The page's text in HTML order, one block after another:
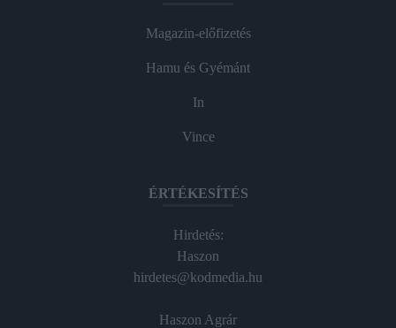
Magazin-előfizetés
Hamu és Gyémánt
In
Vince
ÉRTÉKESÍTÉS
Hirdetés:
Haszon
hirdetes@kodmedia.hu
Haszon Agrár